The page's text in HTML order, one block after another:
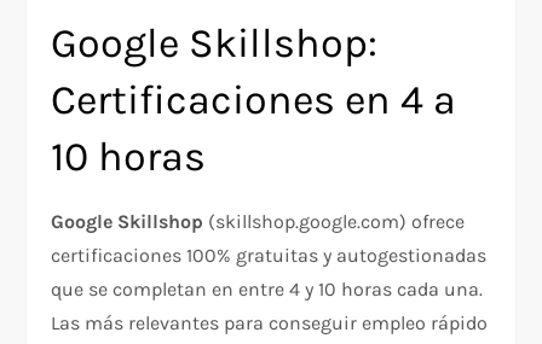
Google Skillshop:
Certificaciones en 4 a
10 horas
Google Skillshop (skillshop.google.com) ofrece
certificaciones 100% gratuitas y autogestionadas
que se completan en entre 4 y 10 horas cada una.
Las más relevantes para conseguir empleo rápido